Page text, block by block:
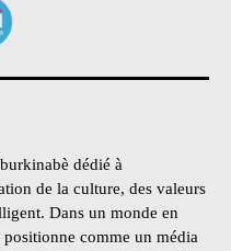
dédié à
de la culture, des valeurs
Dans un monde en
comme un média